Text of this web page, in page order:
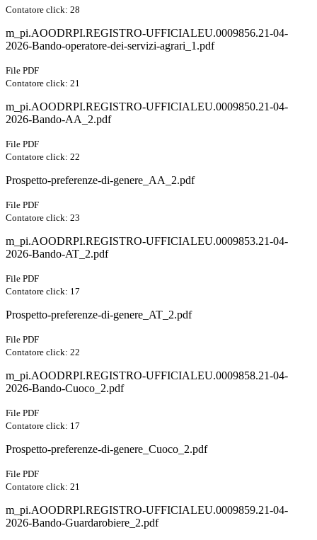
Contatore click: 28
m_pi.AOODRPI.REGISTRO-UFFICIALEU.0009856.21-04-
2026-Bando-operatore-dei-servizi-agrari_1.pdf
File PDF
Contatore click: 21
m_pi.AOODRPI.REGISTRO-UFFICIALEU.0009850.21-04-
2026-Bando-AA_2.pdf
File PDF
Contatore click: 22
Prospetto-preferenze-di-genere_AA_2.pdf
File PDF
Contatore click: 23
m_pi.AOODRPI.REGISTRO-UFFICIALEU.0009853.21-04-
2026-Bando-AT_2.pdf
File PDF
Contatore click: 17
Prospetto-preferenze-di-genere_AT_2.pdf
File PDF
Contatore click: 22
m_pi.AOODRPI.REGISTRO-UFFICIALEU.0009858.21-04-
2026-Bando-Cuoco_2.pdf
File PDF
Contatore click: 17
Prospetto-preferenze-di-genere_Cuoco_2.pdf
File PDF
Contatore click: 21
m_pi.AOODRPI.REGISTRO-UFFICIALEU.0009859.21-04-
2026-Bando-Guardarobiere_2.pdf